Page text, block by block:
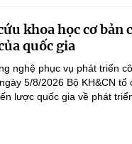
khoa học cơ bản
quốc gia
nghệ phục vụ phát triển
5/8/2026 Bộ KH&CN tổ
lược quốc gia về phát